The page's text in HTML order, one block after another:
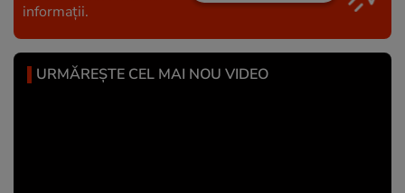
informații.
URMĂREȘTE CEL MAI NOU VIDEO